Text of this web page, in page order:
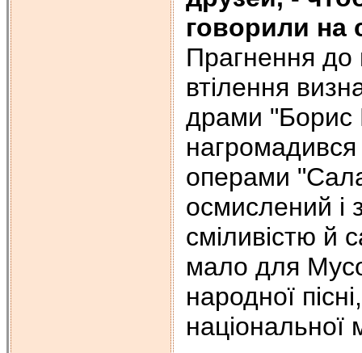
говорили на
Прагнення до
втілення
драми "Борис
операми
осмислений і
сміливістю й
мало для
народної